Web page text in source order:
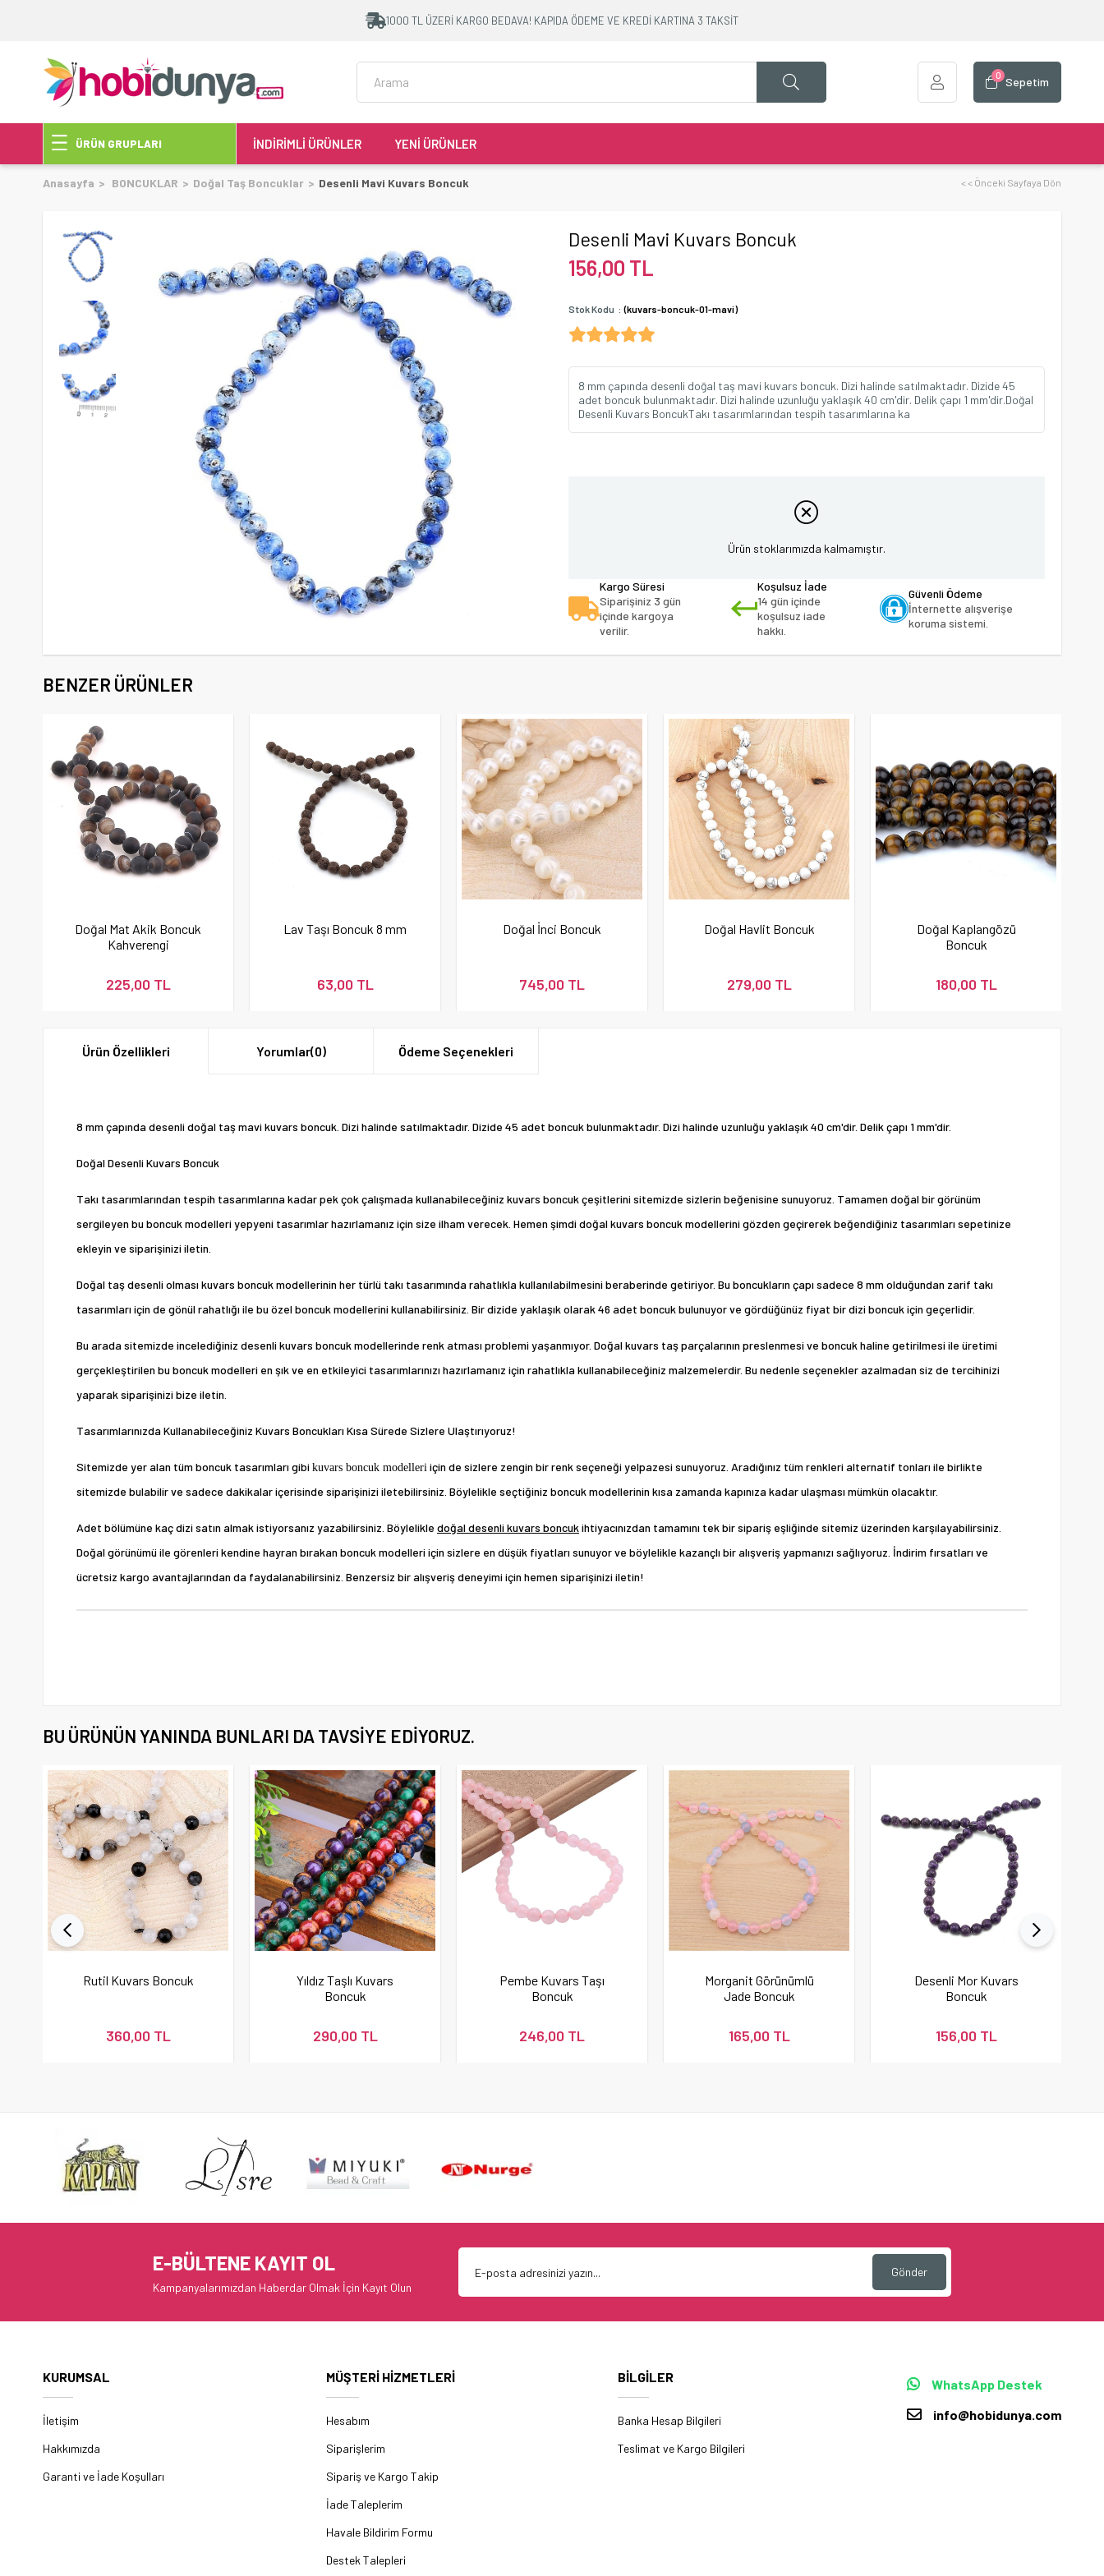
1000 TL ÜZERİ KARGO BEDAVA! KAPIDA ÖDEME VE KREDİ KARTINA 3 TAKSİT
Sepetim
0
ÜRÜN GRUPLARI İNDİRİMLİ ÜRÜNLER YENİ ÜRÜNLER
Anasayfa BONCUKLAR Doğal Taş Boncuklar Desenli Mavi Kuvars Boncuk < < Önceki Sayfaya Dön
Desenli Mavi Kuvars Boncuk
156,00 TL
Stok Kodu (kuvars-boncuk-01-mavi)
8 mm çapında desenli doğal taş mavi kuvars boncuk. Dizi halinde satılmaktadır. Dizide 45
adet boncuk bulunmaktadır. Dizi halinde uzunluğu yaklaşık 40 cm'dir. Delik çapı 1 mm'dir.Doğal
Desenli Kuvars BoncukTakı tasarımlarından tespih tasarımlarına ka
Ürün stoklarımızda kalmamıştır.
Kargo Süresi
Siparişiniz 3 gün
içinde kargoya
verilir.
Koşulsuz İade
14 gün içinde
koşulsuz iade
hakkı.
Güvenli Ödeme
İnternette alışverişe
koruma sistemi.
BENZER ÜRÜNLER
Doğal Mat Akik Boncuk
Kahverengi
225,00 TL
Lav Taşı Boncuk 8 mm
63,00 TL
Doğal İnci Boncuk
745,00 TL
Doğal Havlit Boncuk
279,00 TL
Doğal Kaplangözü
Boncuk
180,00 TL
Ürün Özellikleri Yorumlar(0) Ödeme Seçenekleri
8 mm çapında desenli doğal taş mavi kuvars boncuk. Dizi halinde satılmaktadır. Dizide 45 adet boncuk bulunmaktadır. Dizi halinde uzunluğu yaklaşık 40 cm'dir. Delik çapı 1 mm'dir.
Doğal Desenli Kuvars Boncuk
Takı tasarımlarından tespih tasarımlarına kadar pek çok çalışmada kullanabileceğiniz kuvars boncuk çeşitlerini sitemizde sizlerin beğenisine sunuyoruz. Tamamen doğal bir görünüm
sergileyen bu boncuk modelleri yepyeni tasarımlar hazırlamanız için size ilham verecek. Hemen şimdi doğal kuvars boncuk modellerini gözden geçirerek beğendiğiniz tasarımları sepetinize
ekleyin ve siparişinizi iletin.
Doğal taş desenli olması kuvars boncuk modellerinin her türlü takı tasarımında rahatlıkla kullanılabilmesini beraberinde getiriyor. Bu boncukların çapı sadece 8 mm olduğundan zarif takı
tasarımları için de gönül rahatlığı ile bu özel boncuk modellerini kullanabilirsiniz. Bir dizide yaklaşık olarak 46 adet boncuk bulunuyor ve gördüğünüz fiyat bir dizi boncuk için geçerlidir.
Bu arada sitemizde incelediğiniz desenli kuvars boncuk modellerinde renk atması problemi yaşanmıyor. Doğal kuvars taş parçalarının preslenmesi ve boncuk haline getirilmesi ile üretimi
gerçekleştirilen bu boncuk modelleri en şık ve en etkileyici tasarımlarınızı hazırlamanız için rahatlıkla kullanabileceğiniz malzemelerdir. Bu nedenle seçenekler azalmadan siz de tercihinizi
yaparak siparişinizi bize iletin.
Tasarımlarınızda Kullanabileceğiniz Kuvars Boncukları Kısa Sürede Sizlere Ulaştırıyoruz!
Sitemizde yer alan tüm boncuk tasarımları gibi kuvars boncuk modelleri için de sizlere zengin bir renk seçeneği yelpazesi sunuyoruz. Aradığınız tüm renkleri alternatif tonları ile birlikte
sitemizde bulabilir ve sadece dakikalar içerisinde siparişinizi iletebilirsiniz. Böylelikle seçtiğiniz boncuk modellerinin kısa zamanda kapınıza kadar ulaşması mümkün olacaktır.
Adet bölümüne kaç dizi satın almak istiyorsanız yazabilirsiniz. Böylelikle doğal desenli kuvars boncuk ihtiyacınızdan tamamını tek bir sipariş eşliğinde sitemiz üzerinden karşılayabilirsiniz.
Doğal görünümü ile görenleri kendine hayran bırakan boncuk modelleri için sizlere en düşük fiyatları sunuyor ve böylelikle kazançlı bir alışveriş yapmanızı sağlıyoruz. İndirim fırsatları ve
ücretsiz kargo avantajlarından da faydalanabilirsiniz. Benzersiz bir alışveriş deneyimi için hemen siparişinizi iletin!
BU ÜRÜNÜN YANINDA BUNLARI DA TAVSIYE EDIYORUZ.
Rutil Kuvars Boncuk
360,00 TL
Yıldız Taşlı Kuvars
Boncuk
290,00 TL
Pembe Kuvars Taşı
Boncuk
246,00 TL
Morganit Görünümlü
Jade Boncuk
165,00 TL
Desenli Mor Kuvars
Boncuk
156,00 TL
E-BÜLTENE KAYIT OL
Kampanyalarımızdan Haberdar Olmak İçin Kayıt Olun
Gönder
KURUMSAL
İletişim
Hakkımızda
Garanti ve İade Koşulları
MÜŞTERİ HİZMETLERİ
Hesabım
Siparişlerim
Sipariş ve Kargo Takip
İade Taleplerim
Havale Bildirim Formu
Destek Talepleri
BİLGİLER
Banka Hesap Bilgileri
Teslimat ve Kargo Bilgileri
WhatsApp Destek
info@hobidunya.com